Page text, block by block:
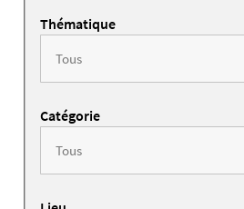
Thématique
Catégorie